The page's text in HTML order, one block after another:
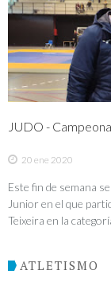
JUDO -
20 ene 2020
Este fin de semana
Junior en el que
Teixeira en la
ATLETISMO